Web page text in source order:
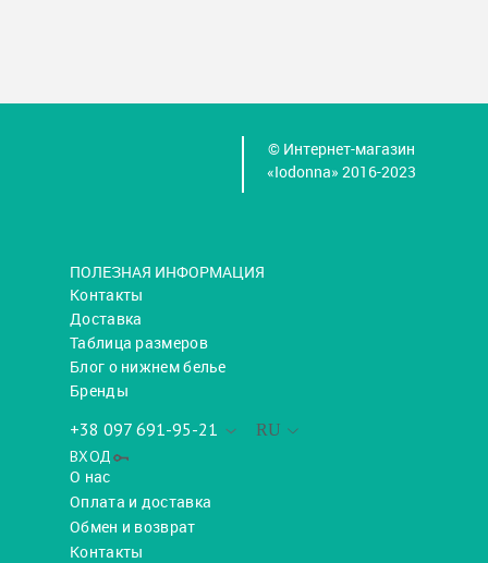
© Интернет-магазин
«Iodonna» 2016-2023
ПОЛЕЗНАЯ ИНФОРМАЦИЯ
Контакты
Доставка
Таблица размеров
Блог о нижнем белье
Бренды
RU
+38 097 691-95-21
ВХОД
О нас
Оплата и доставка
Обмен и возврат
Контакты